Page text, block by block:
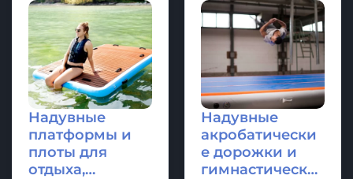
Надувные
платформы и
плоты для
отдыха,
Надувные
акробатически
е дорожки и
гимнастически